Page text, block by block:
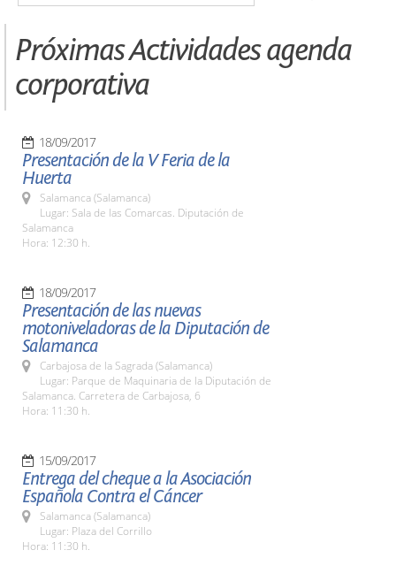
Próximas Actividades agenda
corporativa
18/09/2017
Presentación de la V Feria de la
Huerta
Salamanca (Salamanca)
Lugar: Sala de las Comarcas. Diputación de
Salamanca
Hora: 12:30 h.
18/09/2017
Presentación de las nuevas
motoniveladoras de la Diputación de
Salamanca
Carbajosa de la Sagrada (Salamanca)
Lugar: Parque de Maquinaria de la Diputación de
Salamanca. Carretera de Carbajosa, 6
Hora: 11:30 h.
15/09/2017
Entrega del cheque a la Asociación
Española Contra el Cáncer
Salamanca (Salamanca)
Lugar: Plaza del Corrillo
Hora: 11:30 h.